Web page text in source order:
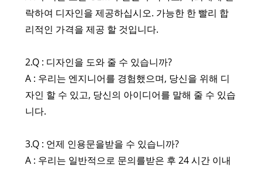
락하여 디자인을 제공하십시오. 가능한 한 빨리 합
리적인 가격을 제공 할 것입니다.
2.Q : 디자인을 도와 줄 수 있습니까?
A : 우리는 엔지니어를 경험했으며, 당신을 위해 디
자인 할 수 있고, 당신의 아이디어를 말해 줄 수 있습
니다.
3.Q : 언제 인용문을받을 수 있습니까?
A : 우리는 일반적으로 문의를받은 후 24 시간 이내